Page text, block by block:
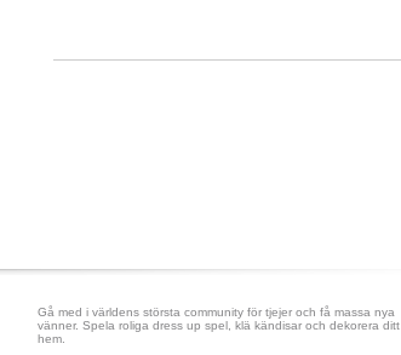
Gå med i världens största community för tjejer och få massa nya
vänner. Spela roliga dress up spel, klä kändisar och dekorera ditt
hem.